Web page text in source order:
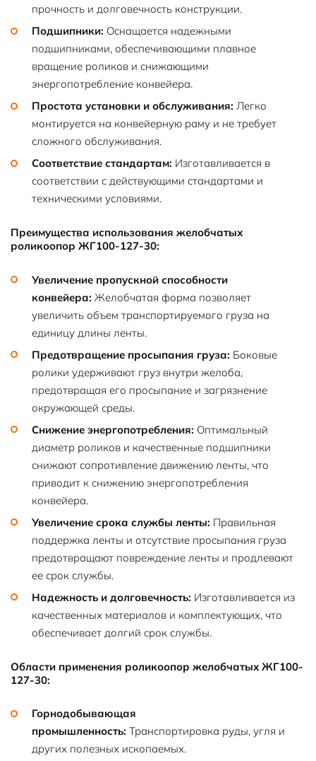
прочность и долговечность конструкции.
Подшипники: Оснащается надежными
подшипниками, обеспечивающими плавное
вращение роликов и снижающими
энергопотребление конвейера.
Простота установки и обслуживания: Легко
монтируется на конвейерную раму и не требует
сложного обслуживания.
Соответствие стандартам: Изготавливается в
соответствии с действующими стандартами и
техническими условиями.
Преимущества использования желобчатых
роликоопор ЖГ100-127-30:
Увеличение пропускной способности
конвейера: Желобчатая форма позволяет
увеличить объем транспортируемого груза на
единицу длины ленты.
Предотвращение просыпания груза: Боковые
ролики удерживают груз внутри желоба,
предотвращая его просыпание и загрязнение
окружающей среды.
Снижение энергопотребления: Оптимальный
диаметр роликов и качественные подшипники
снижают сопротивление движению ленты, что
приводит к снижению энергопотребления
конвейера.
Увеличение срока службы ленты: Правильная
поддержка ленты и отсутствие просыпания груза
предотвращают повреждение ленты и продлевают
ее срок службы.
Надежность и долговечность: Изготавливается из
качественных материалов и комплектующих, что
обеспечивает долгий срок службы.
Области применения роликоопор желобчатых ЖГ100-
127-30:
Горнодобывающая
промышленность: Транспортировка руды, угля и
других полезных ископаемых.